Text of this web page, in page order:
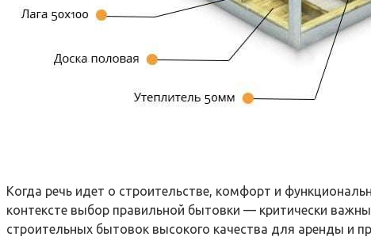
Когда речь идет о строительстве, комфорт и
контексте выбор правильной бытовки — критически
строительных бытовок высокого качества для аренды